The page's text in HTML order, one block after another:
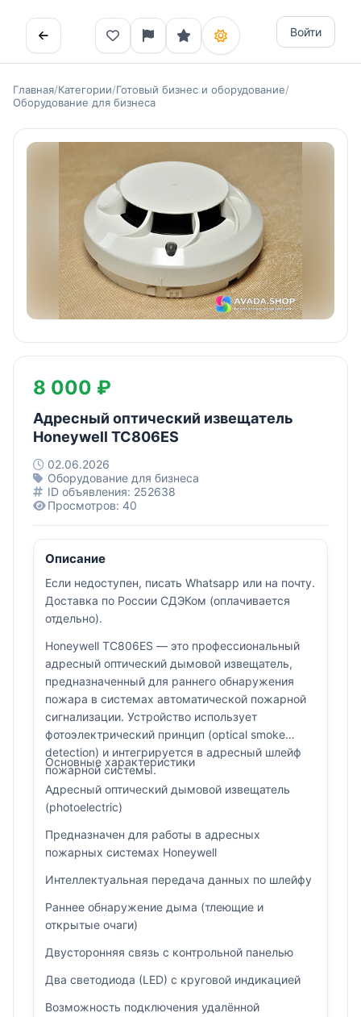
Войти
Главная/Категории/Готовый бизнес и оборудование/
Оборудование для бизнеса
8 000 ₽
Адресный оптический извещатель
Honeywell TC806ES
02.06.2026
Оборудование для бизнеса
ID объявления: 252638
Просмотров: 40
Описание
Если недоступен, писать Whatsapp или на почту.
Доставка по России СДЭКом (оплачивается
отдельно).
Honeywell TC806ES — это профессиональный
адресный оптический дымовой извещатель,
предназначенный для раннего обнаружения
пожара в системах автоматической пожарной
сигнализации. Устройство использует
фотоэлектрический принцип (optical smoke
detection) и интегрируется в адресный шлейф
пожарной системы.
Основные характеристики
Адресный оптический дымовой извещатель
(photoelectric)
Предназначен для работы в адресных
пожарных системах Honeywell
Интеллектуальная передача данных по шлейфу
Раннее обнаружение дыма (тлеющие и
открытые очаги)
Двусторонняя связь с контрольной панелью
Два светодиода (LED) с круговой индикацией
Возможность подключения удалённой